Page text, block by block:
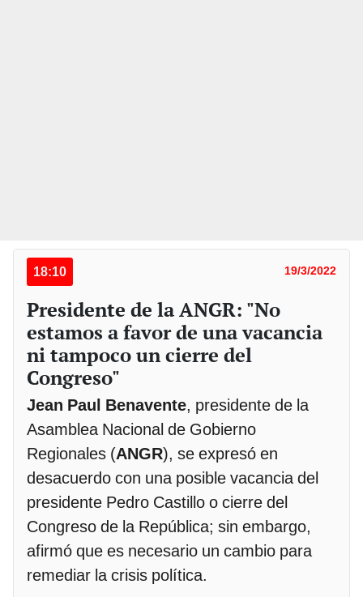
18:10 19/3/2022
Presidente de la ANGR: "No
estamos a favor de una vacancia
ni tampoco un cierre del
Congreso"
Jean Paul Benavente, presidente de la
Asamblea Nacional de Gobierno
Regionales (ANGR), se expresó en
desacuerdo con una posible vacancia del
presidente Pedro Castillo o cierre del
Congreso de la República; sin embargo,
afirmó que es necesario un cambio para
remediar la crisis política.